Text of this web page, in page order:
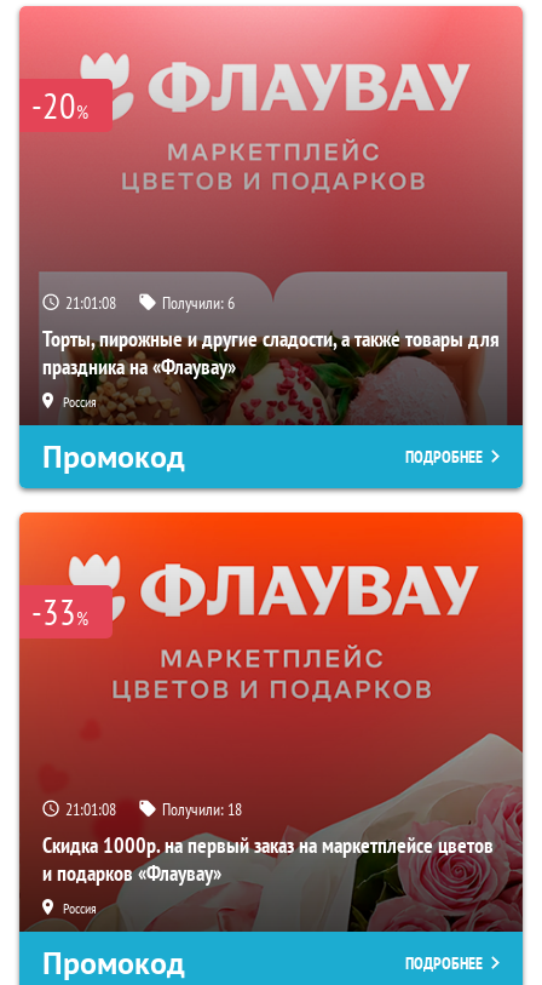
-20%
21:01:07 Получили:6
Торты, пирожные и другие сладости, а также товары для
праздника на «Флаувау»
Россия
Промокод ПОДРОБНЕЕ
-33%
21:01:07 Получили: 18
Скидка 1000р. на первый заказ на маркетплейсе цветов
и подарков «Флаувау»
Россия
Промокод ПОДРОБНЕЕ